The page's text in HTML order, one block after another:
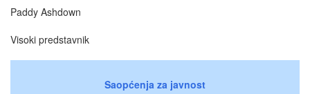
Paddy Ashdown
Visoki predstavnik
Saopćenja za javnost